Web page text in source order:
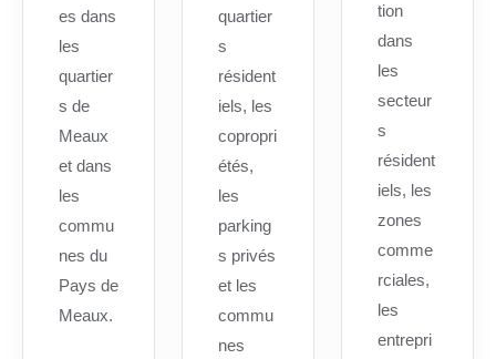
es dans
les
quartier
s de
Meaux
et dans
les
commu
nes du
Pays de
Meaux.
quartier
s
résident
iels, les
copropri
étés,
les
parking
s privés
et les
commu
nes
tion
dans
les
secteur
s
résident
iels, les
zones
comme
rciales,
les
entrepri